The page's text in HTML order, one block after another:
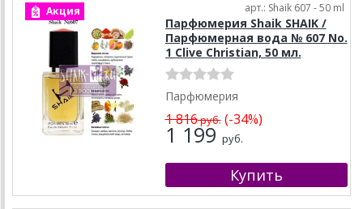
Акция арт.: Shaik 607 - 50 ml
Парфюмерия Shaik SHAIK /
Парфюмерная вода № 607 No.
1 Clive Christian, 50 мл.
Парфюмерия
1 816руб.(-34%)
1 199 руб.